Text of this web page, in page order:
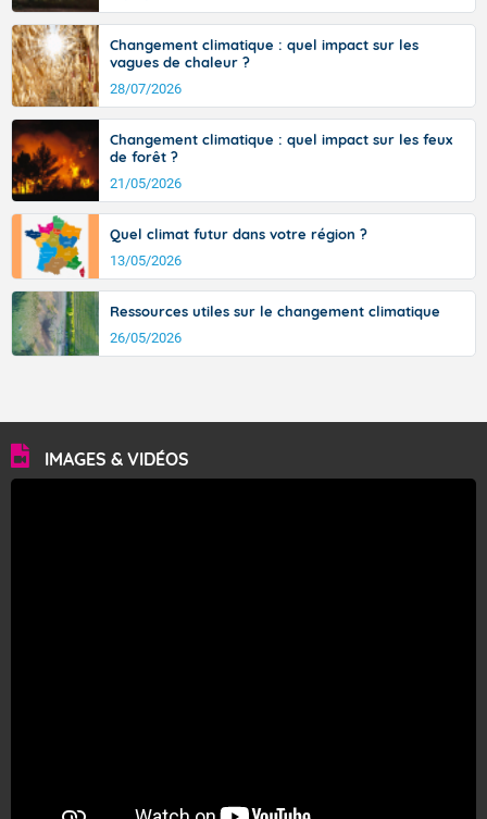
Changement climatique : quel impact sur les
vagues de chaleur ?
28/07/2026
Changement climatique : quel impact sur les feux
de forêt ?
21/05/2026
Quel climat futur dans votre région ?
13/05/2026
Ressources utiles sur le changement climatique
26/05/2026
IMAGES & VIDÉOS